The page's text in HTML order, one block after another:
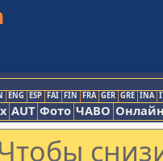
ENG ESP FAI FIN FRA GER GRE INA
AUT Фото ЧАВО